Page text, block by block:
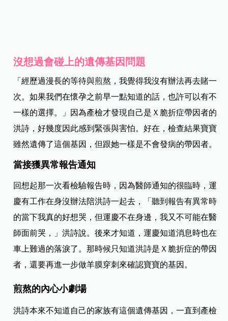
沒想過會碰上的遺傳基因問題
「經歷過漫長的等待與煎熬，我覺得我沒有辦法再去賭一
次。如果我們在懷孕之前早一點知道的話，也許可以有不
一樣的選擇。」因為產檢才發現自己是Ｘ脆折症帶因者的
洪詩，好幾度因此感到緊張與害怕。好在，檢查結果寶寶
雖然遺傳了這個基因，但跟她一樣是不會發病的帶因者。
當接獲異常報告通知
回想起那一次看檢驗報告時，因為醫師通知的很臨時，運
慶有工作在身沒辦法陪洪詩一起去，「聽到報告有異常時
的當下我真的好想哭，但運慶不在身邊，我又不可能在醫
師面前哭，」洪詩說。後來才知道，運慶知道消息時也在
車上難過的落淚了。那時候只知道洪詩是Ｘ脆折症的帶因
者，還要再進一步做羊膜穿刺來確認寶寶的基因。
煎熬的內心小劇場
洪詩本來不知道自己的家族有這個遺傳基因，一直到產檢